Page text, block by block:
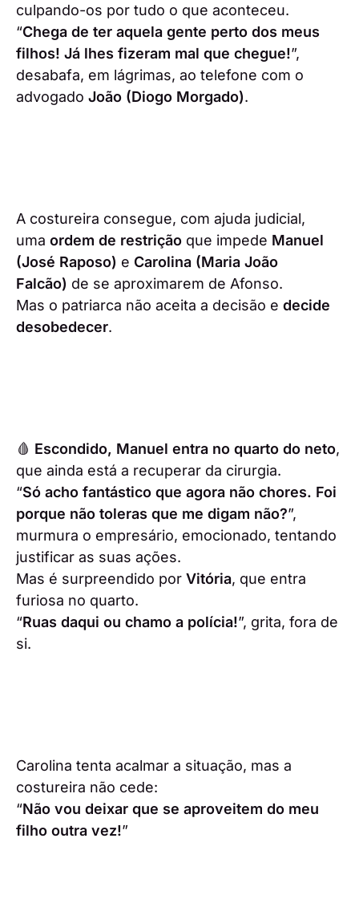
culpando-os por tudo o que aconteceu.
“Chega de ter aquela gente perto dos meus
filhos! Já lhes fizeram mal que chegue!”,
desabafa, em lágrimas, ao telefone com o
advogado João (Diogo Morgado).
A costureira consegue, com ajuda judicial,
uma ordem de restrição que impede Manuel
(José Raposo) e Carolina (Maria João
Falcão) de se aproximarem de Afonso.
Mas o patriarca não aceita a decisão e decide
desobedecer.
🩸 Escondido, Manuel entra no quarto do neto,
que ainda está a recuperar da cirurgia.
“Só acho fantástico que agora não chores. Foi
porque não toleras que me digam não?”,
murmura o empresário, emocionado, tentando
justificar as suas ações.
Mas é surpreendido por Vitória, que entra
furiosa no quarto.
“Ruas daqui ou chamo a polícia!”, grita, fora de
si.
Carolina tenta acalmar a situação, mas a
costureira não cede:
“Não vou deixar que se aproveitem do meu
filho outra vez!”